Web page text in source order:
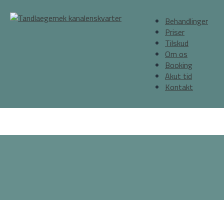
Behandlinger
Priser
Tilskud
Om os
Booking
Akut tid
Kontakt